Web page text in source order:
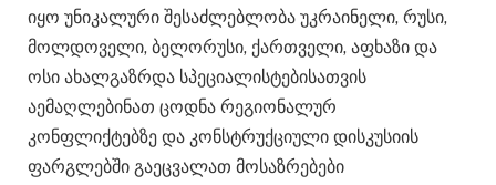
იყო უნიკალური შესაძლებლობა უკრაინელი, რუსი,
მოლდოველი, ბელორუსი, ქართველი, აფხაზი და
ოსი ახალგაზრდა სპეციალისტებისათვის
აემაღლებინათ ცოდნა რეგიონალურ
კონფლიქტებზე და კონსტრუქციული დისკუსიის
ფარგლებში გაეცვალათ მოსაზრებები